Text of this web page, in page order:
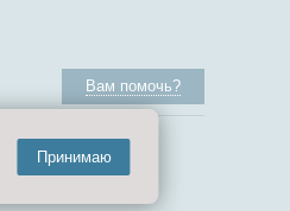
Вам помочь?
Принимаю